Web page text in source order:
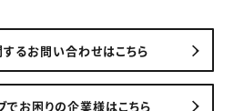
るお問い合わせはこちら
でお困りの企業様はこちら